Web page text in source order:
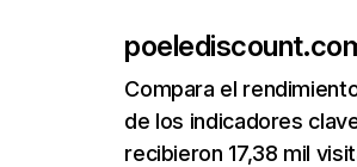
Compara el
de los indicadores
recibieron 17,38 mil